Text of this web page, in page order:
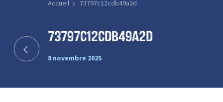
Accueil 73797c12cdb49a2d
73797c12cdb49a2d
8 novembre 2025